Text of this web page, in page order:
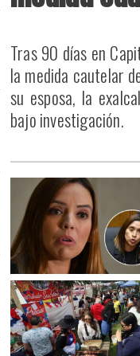
Tras 90 días en
la medida cautelar
su esposa, la
bajo investigación.